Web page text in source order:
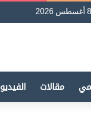
مقالات الفيديو